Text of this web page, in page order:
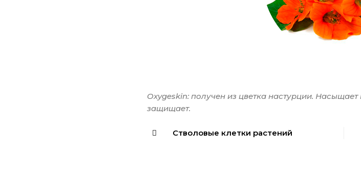
Oxygeskin: получен из цветка настурции.
защищает.
Стволовые клетки растений